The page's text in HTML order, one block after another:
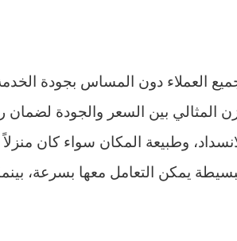
العملاء دون المساس بجودة
المثالي بين السعر والجودة لضمان
وطبيعة المكان سواء كان
يمكن التعامل معها بسرعة،